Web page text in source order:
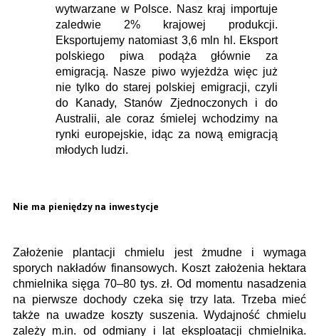
wytwarzane w Polsce. Nasz kraj importuje
zaledwie 2% krajowej produkcji.
Eksportujemy natomiast 3,6 mln hl. Eksport
polskiego piwa podąża głównie za
emigracją. Nasze piwo wyjeżdża więc już
nie tylko do starej polskiej emigracji, czyli
do Kanady, Stanów Zjednoczonych i do
Australii, ale coraz śmielej wchodzimy na
rynki europejskie, idąc za nową emigracją
młodych ludzi.
Nie ma pieniędzy na inwestycje
Założenie plantacji chmielu jest żmudne i wymaga
sporych nakładów finansowych. Koszt założenia hektara
chmielnika sięga 70–80 tys. zł. Od momentu nasadzenia
na pierwsze dochody czeka się trzy lata. Trzeba mieć
także na uwadze koszty suszenia. Wydajność chmielu
zależy m.in. od odmiany i lat eksploatacji chmielnika.